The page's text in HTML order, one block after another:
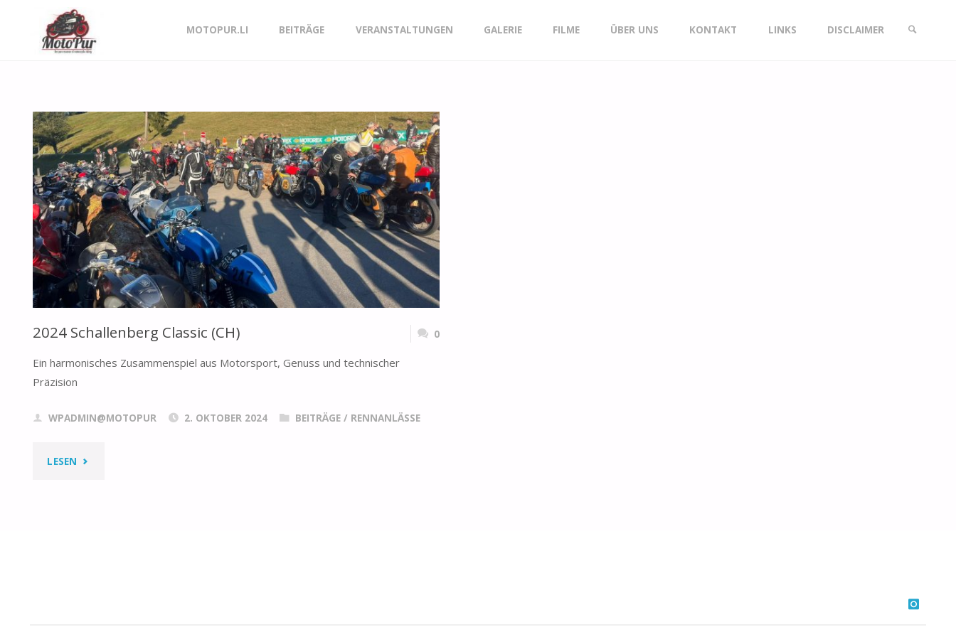
MOTOPUR.LI BEITRÄGE VERANSTALTUNGEN GALERIE FILME ÜBER UNS KONTAKT LINKS DISCLAIMER
2024 Schallenberg Classic (CH) 0
Ein harmonisches Zusammenspiel aus Motorsport, Genuss und technischer
Präzision
WPADMIN@MOTOPUR 2. OKTOBER 2024 BEITRÄGE/ RENNANLÄSSE
LESEN "2024